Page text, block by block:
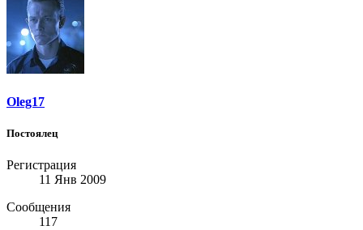
Oleg17
Постоялец
Регистрация
11 Янв 2009
Сообщения
117